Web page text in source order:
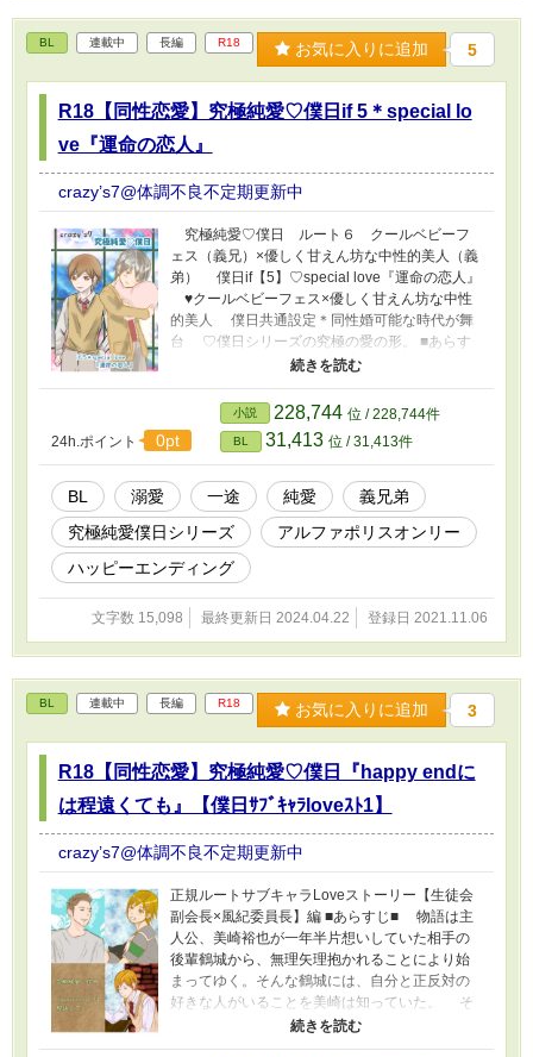
BL 連載中 長編 R18 お気に入りに追加 5
R18【同性恋愛】究極純愛♡僕日if 5＊special lo
ve『運命の恋人』
crazy’s7@体調不良不定期更新中
究極純愛♡僕日 ルート６ クールベビーフ
ェス（義兄）×優しく甘えん坊な中性的美人（義
弟） 僕日if【5】♡special love『運命の恋人』
♥️クールベビーフェス×優しく甘えん坊な中性
的美人 僕日共通設定＊同性婚可能な時代が舞
台 ♡僕日シリーズの究極の愛の形。 ■あらす
じ■ たどり着いた久隆の最後の分岐点。母を喪
った三つの時の葬儀で、父は運命の恋人と再会
する。 大崎一族の男児と姫川一族の男児は
代々惹かれあいながらも結ばれない運命だと伝
えられてきた。父もまた引き裂かれたうちの一
人である。その策略を行ったのが運命の恋人”姫
川 真咲”の妻であった。その事実を知った真咲
は、久隆の父の妻の葬儀で真実を告げる。 失
った時間【とき】を取り戻す為、真咲は妻と離
婚し久隆たちと生活を共にする道を選んだ。久
隆は真咲と共にやってきた咲夜と惹かれ合う。
まだ三つの二人にはそれが恋になるとは考え
もしなかったが、とても仲が良くいつでも一緒
の二人は何時しか互いに恋をしていることに気
24h.ポイント 0pt
小説 228,744 位 / 228,744件
BL 31,413 位 / 31,413件
BL 溺愛 一途 純愛
義兄弟
究極純愛僕日シリーズ
アルファポリスオンリー
ハッピーエンディング
文字数 15,098 最終更新日 2024.04.22 登録日 2021.11.06
BL 連載中 長編 R18 お気に入りに追加 3
R18【同性恋愛】究極純愛♡僕日『happy endに
は程遠くても』【僕日ｻﾌﾞｷｬﾗloveｽﾄ1】
crazy’s7@体調不良不定期更新中
正規ルートサブキャラLoveストーリー【生徒会
副会長×風紀委員長】編 ■あらすじ■ 物語は主
人公、美崎裕也が一年半片想いしていた相手の
後輩鶴城から、無理矢理抱かれることにより始
まってゆく。そんな鶴城には、自分と正反対の
好きな人がいることを美崎は知っていた。 そ
れゆえに美崎は、どうしても彼の想いを信じる
ことが出来ない。 誠実で正義感に溢れた鶴城